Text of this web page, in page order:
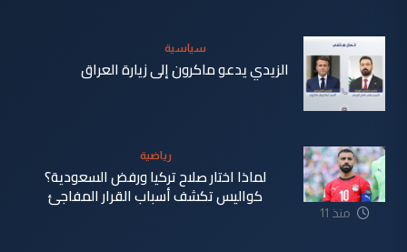
ساعة
سياسية
الزيدي يدعو ماكرون إلى زيارة العراق
منذ 11
رياضية
لماذا اختار صلاح تركيا ورفض السعودية؟
كواليس تكشف أسباب القرار المفاجئ